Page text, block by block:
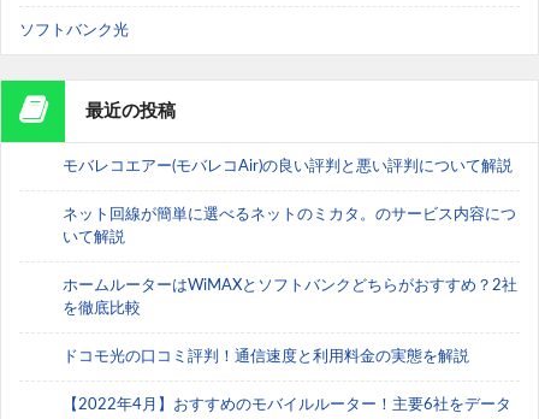
ソフトバンク光
最近の投稿
モバレコエアー(モバレコAir)の良い評判と悪い評判について解説
ネット回線が簡単に選べるネットのミカタ。のサービス内容につ
いて解説
ホームルーターはWiMAXとソフトバンクどちらがおすすめ？2社
を徹底比較
ドコモ光の口コミ評判！通信速度と利用料金の実態を解説
【2022年4月】おすすめのモバイルルーター！主要6社をデータ